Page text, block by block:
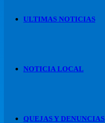
ULTIMAS NOTICIAS
NOTICIA LOCAL
QUEJAS Y DENUNCIAS